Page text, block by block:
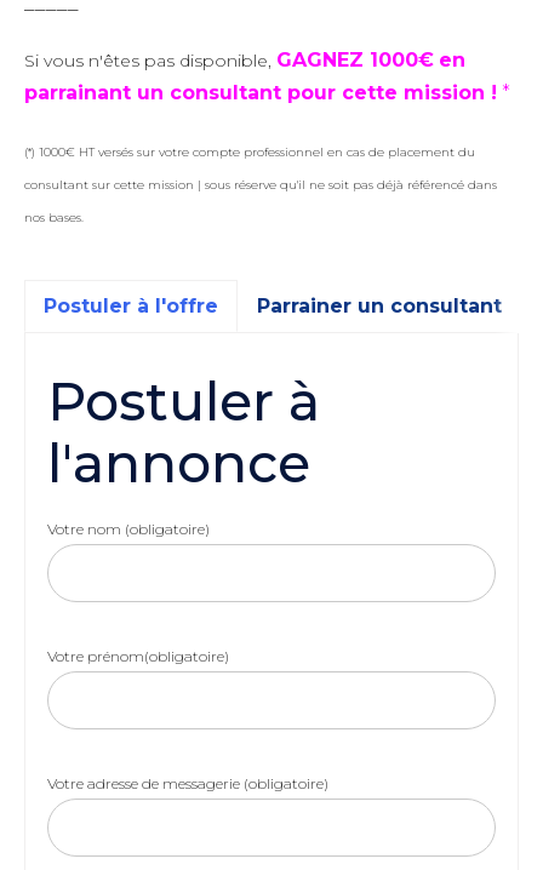
Si vous n'êtes pas disponible, GAGNEZ 1000€ en
parrainant un consultant pour cette mission ! *
(*) 1000€ HT versés sur votre compte professionnel en cas de placement du
consultant sur cette mission | sous réserve qu'il ne soit pas déjà référencé dans
nos bases.
Postuler à l'offre Parrainer un consultant
Postuler à
l'annonce
Votre nom (obligatoire)
Votre prénom(obligatoire)
Votre adresse de messagerie (obligatoire)